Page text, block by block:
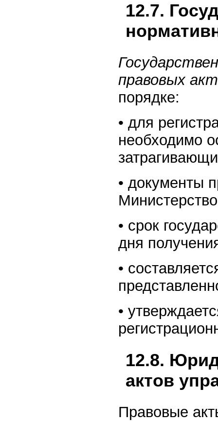
12.7.
правовых
порядке:
• для
необходимо
• документы
• срок
дня
•
•
12.8.
актов
Правовые